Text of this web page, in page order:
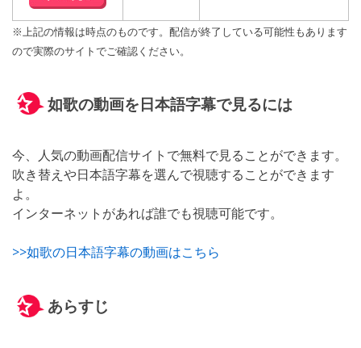
※上記の情報は時点のものです。配信が終了している可能性もあります
ので実際のサイトでご確認ください。
如歌の動画を日本語字幕で見るには
今、人気の動画配信サイトで無料で見ることができます。
吹き替えや日本語字幕を選んで視聴することができます
よ。
インターネットがあれば誰でも視聴可能です。
>>如歌の日本語字幕の動画はこちら
あらすじ